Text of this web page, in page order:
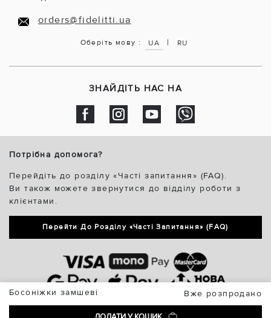
Босоніжки замшеві Вже розпродано
orders@fidelitti.ua
Оберіть мову : UA | RU
ЗНАЙДІТЬ НАС НА
Потрібна допомога?
Перейдіть до розділу «Часті запитання» (FAQ).
Ви також можете звернутися до відділу роботи з
клієнтами.
Перейти До Розділу «Часті Запитання» (FAQ)